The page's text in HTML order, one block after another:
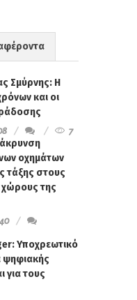
Σμύρνης: Η
και οι
7
οχημάτων
τάξης στους
της
Υποχρεωτικό
ψηφιακής
για τους